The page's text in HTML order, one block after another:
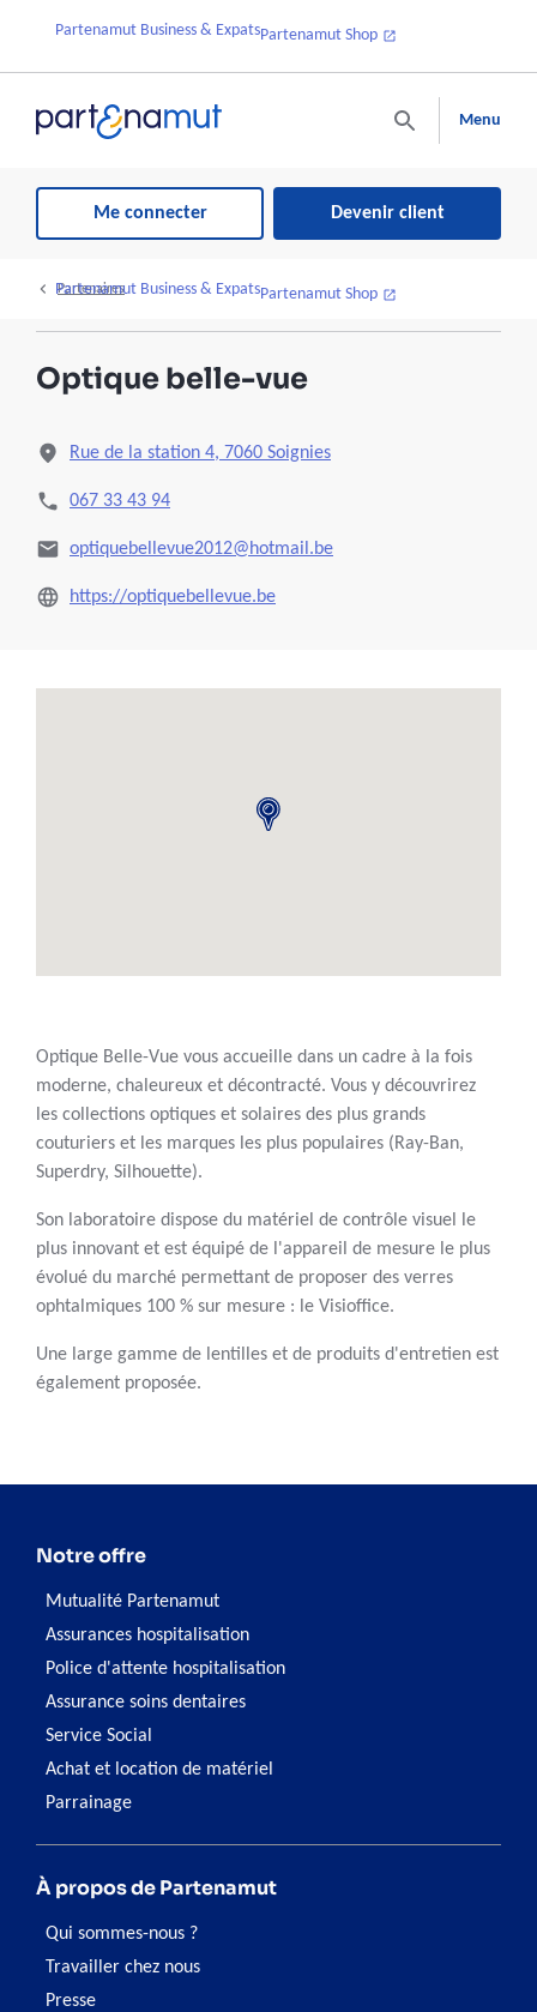
Partenamut Business & ExpatsPartenamut Shop
Menu
Me connecter Devenir client
Partenamut Business & ExpatsPartenamut Shop
Partenaires
Optique belle-vue
Rue de la station 4, 7060 Soignies
067 33 43 94
optiquebellevue2012@hotmail.be
https://optiquebellevue.be
Optique Belle-Vue vous accueille dans un cadre à la fois
moderne, chaleureux et décontracté. Vous y découvrirez
les collections optiques et solaires des plus grands
couturiers et les marques les plus populaires (Ray-Ban,
Superdry, Silhouette).
Son laboratoire dispose du matériel de contrôle visuel le
plus innovant et est équipé de l'appareil de mesure le plus
évolué du marché permettant de proposer des verres
ophtalmiques 100 % sur mesure : le Visioffice.
Une large gamme de lentilles et de produits d'entretien est
également proposée.
Notre offre
Mutualité Partenamut
Assurances hospitalisation
Police d'attente hospitalisation
Assurance soins dentaires
Service Social
Achat et location de matériel
Parrainage
À propos de Partenamut
Qui sommes-nous ?
Travailler chez nous
Presse